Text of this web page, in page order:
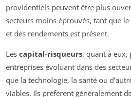
providentiels peuvent être plus
secteurs moins éprouvés, tant que
et des rendements est présent.
Les capital-risqueurs, quant à
entreprises évoluant dans des
que la technologie, la santé ou
viables. Ils préfèrent généralement